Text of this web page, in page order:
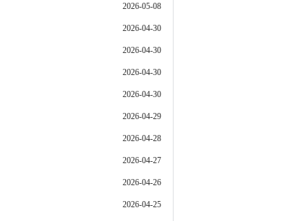
2026-05-08
2026-04-30
2026-04-30
2026-04-30
2026-04-30
2026-04-29
2026-04-28
2026-04-27
2026-04-26
2026-04-25